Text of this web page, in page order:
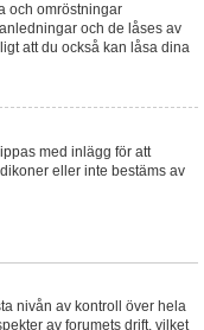
och omröstningar
och de låses av
att du också kan låsa dina
med inlägg för att
eller inte bestäms av
nivån av kontroll över hela
av forumets drift, vilket